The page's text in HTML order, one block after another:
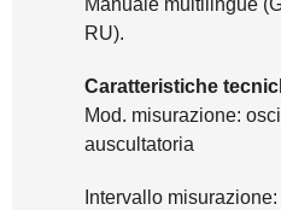
Manuale multilingue
RU).
Caratteristiche
Mod. misurazione:
auscultatoria
Intervallo misurazione: